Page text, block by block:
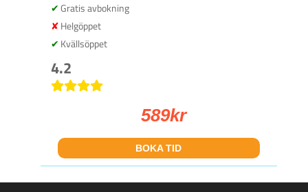
Gratis avbokning
Helgöppet
Kvällsöppet
4.2
589kr
BOKA TID